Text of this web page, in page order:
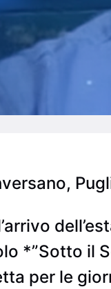
*”Sotto il
per le